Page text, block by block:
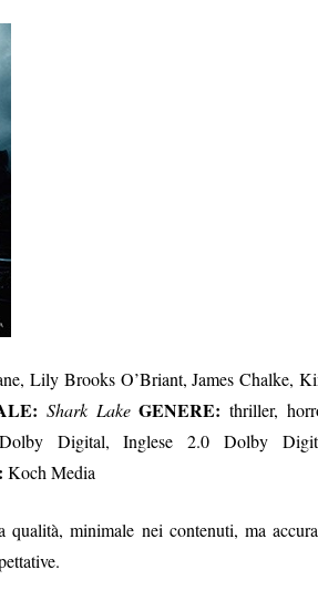
Lily Brooks O’Briant, James Chalke,
Shark Lake GENERE: thriller,
Digital, Inglese 2.0 Dolby
Koch Media
minimale nei contenuti, ma